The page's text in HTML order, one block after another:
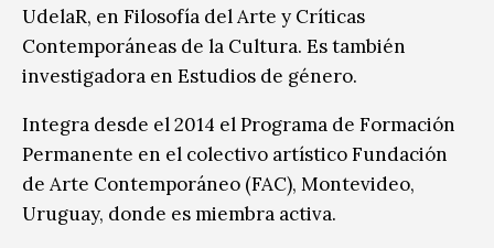
UdelaR, en Filosofía del Arte y Críticas
Contemporáneas de la Cultura. Es también
investigadora en Estudios de género.
Integra desde el 2014 el Programa de Formación
Permanente en el colectivo artístico Fundación
de Arte Contemporáneo (FAC), Montevideo,
Uruguay, donde es miembra activa.